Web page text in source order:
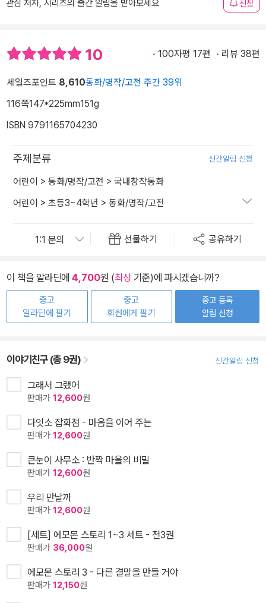
관심 저자, 시리즈의 출간 알림을 받아보세요 신청
10 100자평 17편 리뷰 38편
세일즈포인트 8,610동화/명작/고전 주간 39위
116쪽147*225mm151g
ISBN 9791165704230
주제분류 신간알림 신청
어린이 > 동화/명작/고전 > 국내창작동화
어린이 > 초등3~4학년 > 동화/명작/고전
선물하기 공유하기
이 책을 알라딘에 4,700원 (최상기준)에 파시겠습니까?
중고
알라딘에 팔기
중고
회원에게 팔기
중고 등록
알림 신청
이야기친구 (총 9권) 신간알림 신청
그래서 그랬어
판매가 12,600원
다잇소 잡화점 - 마음을 이어 주는
판매가 12,600원
큰눈이 사무소 : 반짝 마을의 비밀
판매가 12,600원
우리 만날까
판매가 12,600원
[세트] 에모몬 스토리 1~3 세트 - 전3권
판매가 36,000원
에모몬 스토리 3 - 다른 결말을 만들 거야
판매가 12,150원